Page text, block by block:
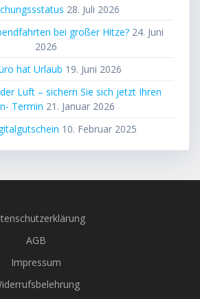
28. Juli 2026
bei großer Hitze? 24. Juni
2026
hat Urlaub 19. Juni 2026
Luft – sichern Sie sich jetzt Ihren
Termin 21. Januar 2026
10. Februar 2025
AGB
Impressum